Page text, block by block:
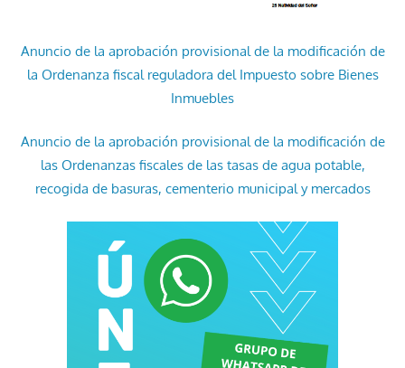
Anuncio de la aprobación provisional de la modificación de
la Ordenanza fiscal reguladora del Impuesto sobre Bienes
Inmuebles
Anuncio de la aprobación provisional de la modificación de
las Ordenanzas fiscales de las tasas de agua potable,
recogida de basuras, cementerio municipal y mercados